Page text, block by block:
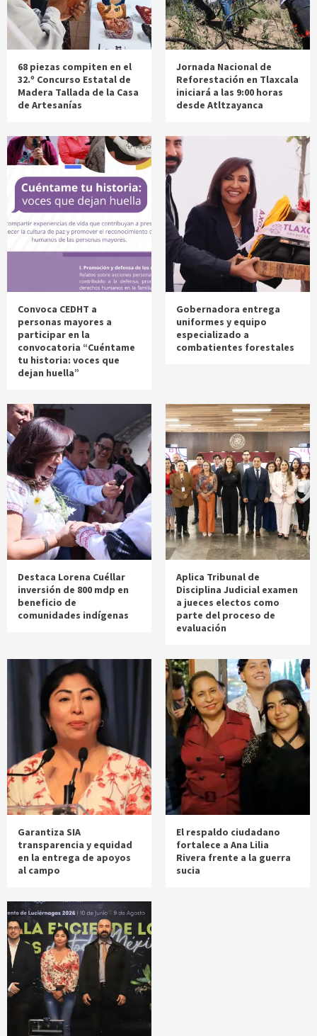
68 piezas compiten en el
32.º Concurso Estatal de
Madera Tallada de la Casa
de Artesanías
Jornada Nacional de
Reforestación en Tlaxcala
iniciará a las 9:00 horas
desde Atltzayanca
Convoca CEDHT a
personas mayores a
participar en la
convocatoria “Cuéntame
tu historia: voces que
dejan huella”
Gobernadora entrega
uniformes y equipo
especializado a
combatientes forestales
Destaca Lorena Cuéllar
inversión de 800 mdp en
beneficio de
comunidades indígenas
Aplica Tribunal de
Disciplina Judicial examen
a jueces electos como
parte del proceso de
evaluación
Garantiza SIA
transparencia y equidad
en la entrega de apoyos
al campo
El respaldo ciudadano
fortalece a Ana Lilia
Rivera frente a la guerra
sucia